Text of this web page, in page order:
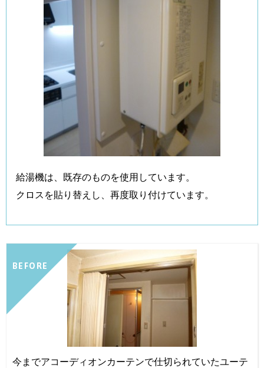
給湯機は、既存のものを使用しています。
クロスを貼り替えし、再度取り付けています。
BEFORE
今までアコーディオンカーテンで仕切られていたユーテ